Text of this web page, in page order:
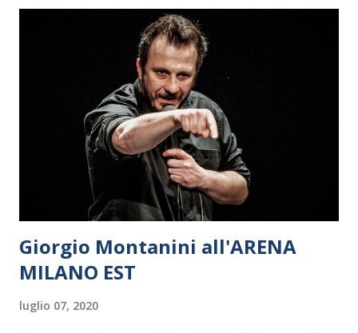
liberamente ispirate all’opera di Fernando Pessoa e si
articola in un dialogo poetico tra parole e musica,
accompagnando la luce del sole che tramonta. Così come
nell’ora blu si confondono il giorno e la notte, in questo
spettacolo il recital poetico si confonde con la storia
narrata. Due figure femminili, ancelle dell’ora blu, indagano i
pensieri di un musicista che si sofferma, pensoso, sul...
Giorgio Montanini all'ARENA
MILANO EST
luglio 07, 2020